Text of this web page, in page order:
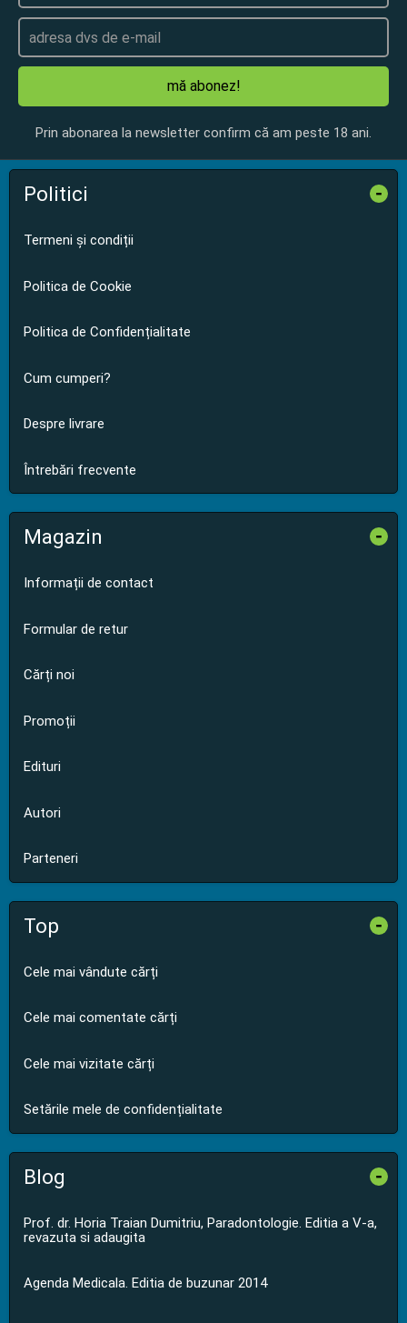
mă abonez!
Prin abonarea la newsletter confirm că am peste 18 ani.
Politici -
Termeni și condiții
Politica de Cookie
Politica de Confidențialitate
Cum cumperi?
Despre livrare
Întrebări frecvente
Magazin -
Informații de contact
Formular de retur
Cărți noi
Promoții
Edituri
Autori
Parteneri
Top -
Cele mai vândute cărți
Cele mai comentate cărți
Cele mai vizitate cărți
Setările mele de confidențialitate
Blog -
Prof. dr. Horia Traian Dumitriu, Paradontologie. Editia a V-a,
revazuta si adaugita
Agenda Medicala. Editia de buzunar 2014